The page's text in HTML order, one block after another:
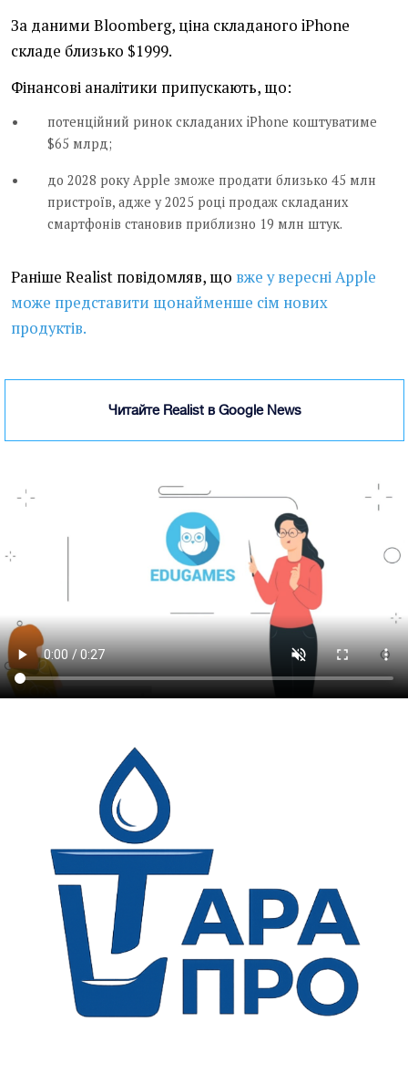
За даними Bloomberg, ціна складаного iPhone
складе близько $1999.
Фінансові аналітики припускають, що:
потенційний ринок складаних iPhone коштуватиме
$65 млрд;
до 2028 року Apple зможе продати близько 45 млн
пристроїв, адже у 2025 році продаж складаних
смартфонів становив приблизно 19 млн штук.
Раніше Realist повідомляв, що вже у вересні Apple
може представити щонайменше сім нових
продуктів.
Читайте Realist в Google News